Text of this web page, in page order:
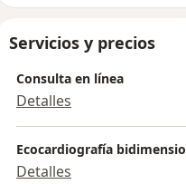
Servicios y precios
Consulta en línea
Detalles
Ecocardiografía
Detalles